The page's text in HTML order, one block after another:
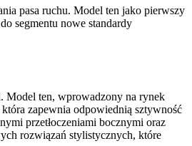
pasa ruchu. Model ten jako pierwszy
segmentu nowe standardy
Model ten, wprowadzony na rynek
zapewnia odpowiednią sztywność
przetłoczeniami bocznymi oraz
rozwiązań stylistycznych, które